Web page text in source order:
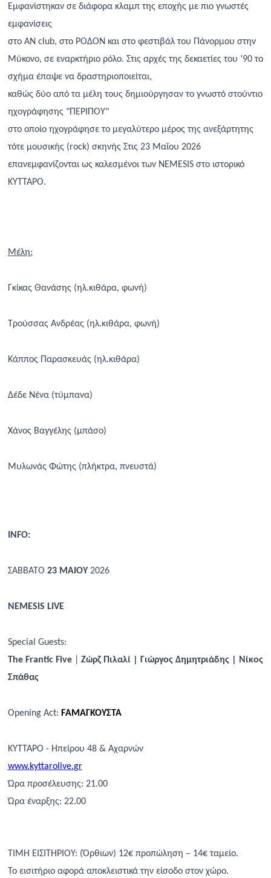
Εμφανίστηκαν σε διάφορα κλαμπ της εποχής με πιο γνωστές
εμφανίσεις
στο ΑΝ club, στο ΡΟΔΟΝ και στο φεστιβάλ του Πάνορμου στην
Μύκονο, σε εναρκτήριο ρόλο. Στις αρχές της δεκαετίες του ‘90 το
σχήμα έπαψε να δραστηριοποιείται,
καθώς δύο από τα μέλη τους δημιούργησαν το γνωστό στούντιο
ηχογράφησης "ΠΕΡΙΠΟΥ"
στο οποίο ηχογράφησε το μεγαλύτερο μέρος της ανεξάρτητης
τότε μουσικής (rock) σκηνής Στις 23 Μαΐου 2026
επανεμφανίζονται ως καλεσμένοι των NEMESISστο ιστορικό
ΚΥΤΤΑΡΟ.
Μέλη:
Γκίκας Θανάσης (ηλ.κιθάρα, φωνή)
Τρούσσας Ανδρέας (ηλ.κιθάρα, φωνή)
Κάππος Παρασκευάς (ηλ.κιθάρα)
Δέδε Νένα (τύμπανα)
Χάνος Βαγγέλης (μπάσο)
Μυλωνάς Φώτης (πλήκτρα, πνευστά)
INFO:
ΣΑΒΒΑΤΟ 23 ΜΑΙΟΥ2026
NEMESIS LIVE
Special Guests:
The Frantic Five| Ζώρζ Πιλαλί| Γιώργος Δημητριάδης|
Νίκος
Σπάθας
Opening Act: FΑΜΑΓΚΟΥΣΤΑ
ΚΥΤΤΑΡΟ - Ηπείρου 48 & Αχαρνών
www.kyttarolive.gr
Ώρα προσέλευσης: 21.00
Ώρα έναρξης: 22.00
ΤΙΜΗ ΕΙΣΙΤΗΡΙΟΥ: (Όρθιων) 12€ προπώληση – 14€ ταμείο.
Το εισιτήριο αφορά αποκλειστικά την είσοδο στον χώρο.